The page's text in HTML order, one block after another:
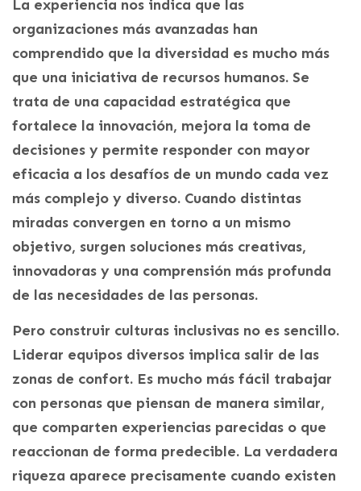
La experiencia nos indica que las
organizaciones más avanzadas han
comprendido que la diversidad es mucho más
que una iniciativa de recursos humanos. Se
trata de una capacidad estratégica que
fortalece la innovación, mejora la toma de
decisiones y permite responder con mayor
eficacia a los desafíos de un mundo cada vez
más complejo y diverso. Cuando distintas
miradas convergen en torno a un mismo
objetivo, surgen soluciones más creativas,
innovadoras y una comprensión más profunda
de las necesidades de las personas.
Pero construir culturas inclusivas no es sencillo.
Liderar equipos diversos implica salir de las
zonas de confort. Es mucho más fácil trabajar
con personas que piensan de manera similar,
que comparten experiencias parecidas o que
reaccionan de forma predecible. La verdadera
riqueza aparece precisamente cuando existen